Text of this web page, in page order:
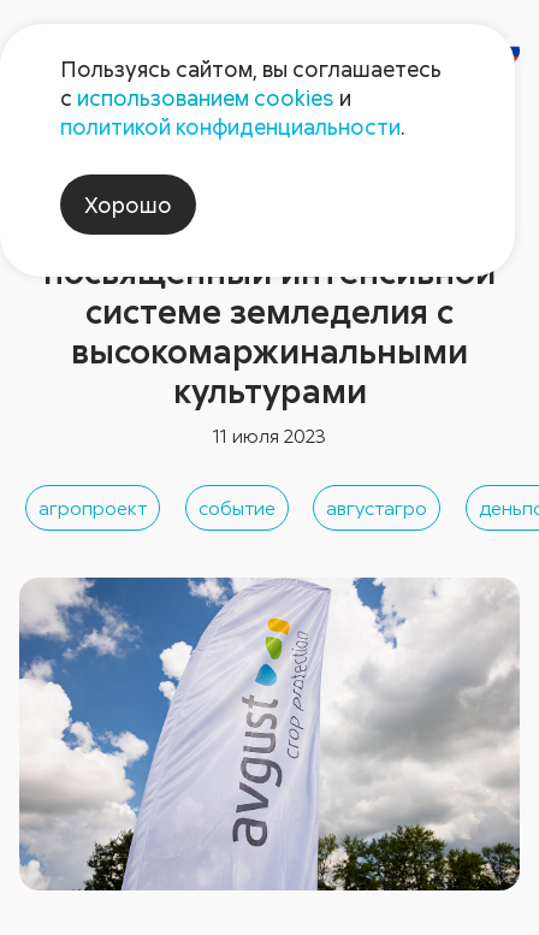
Новости отрасли
«Август» проведет в
Татарстане День поля,
посвященный интенсивной
системе земледелия с
высокомаржинальными
культурами
11 июля 2023
агропроект событие августагро
Пользуясь сайтом, вы соглашаетесь
с использованием cookies и
политикой конфиденциальности.
Хорошо